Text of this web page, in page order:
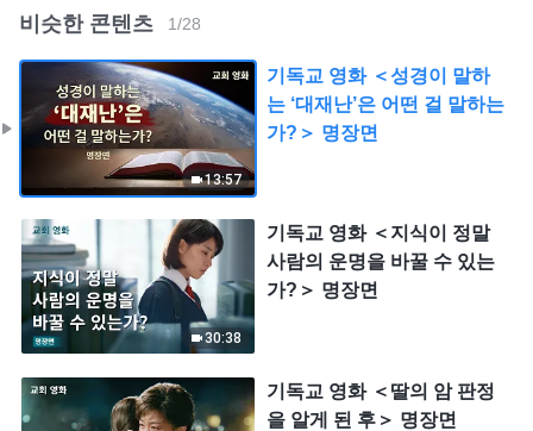
비슷한 콘텐츠 1/28
13:57
기독교 영화 ＜성경이 말하
는 ‘대재난’은 어떤 걸 말하는
가?＞ 명장면
30:38
기독교 영화 ＜지식이 정말
사람의 운명을 바꿀 수 있는
가?＞ 명장면
기독교 영화 ＜딸의 암 판정
을 알게 된 후＞ 명장면